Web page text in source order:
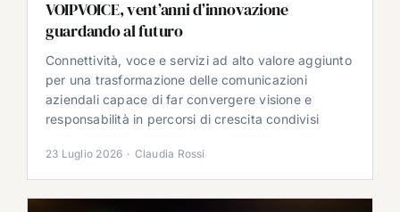
VOIPVOICE, vent’anni d’innovazione
guardando al futuro
Connettività, voce e servizi ad alto valore aggiunto
per una trasformazione delle comunicazioni
aziendali capace di far convergere visione e
responsabilità in percorsi di crescita condivisi
23 Luglio 2026 · Claudia Rossi